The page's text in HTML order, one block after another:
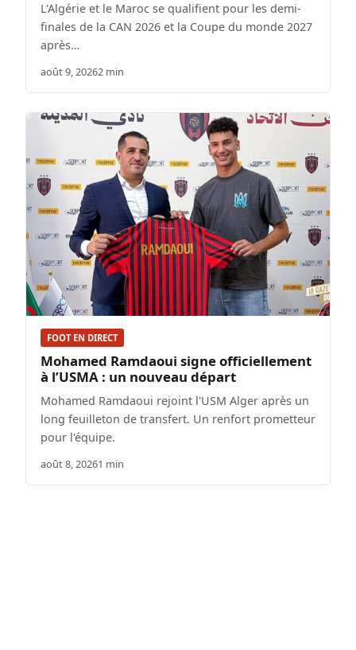
L'Algérie et le Maroc se qualifient pour les demi-
finales de la CAN 2026 et la Coupe du monde 2027
après…
août 9, 20262 min
FOOT EN DIRECT
Mohamed Ramdaoui signe officiellement
à l’USMA : un nouveau départ
Mohamed Ramdaoui rejoint l'USM Alger après un
long feuilleton de transfert. Un renfort prometteur
pour l'équipe.
août 8, 20261 min